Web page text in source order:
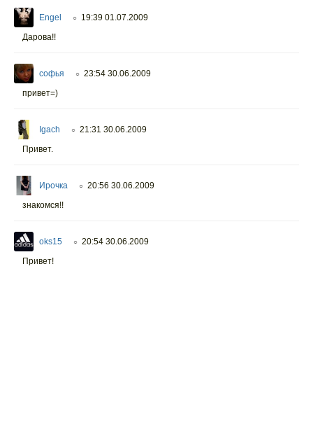
Engel ○ 19:39 01.07.2009
Дарова!!
софья ○ 23:54 30.06.2009
привет=)
Igach ○ 21:31 30.06.2009
Привет.
Ирочка ○ 20:56 30.06.2009
знакомся!!
oks15 ○ 20:54 30.06.2009
Привет!